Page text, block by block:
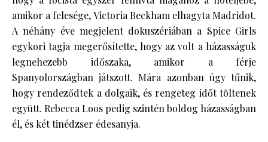
amikor a felesége, Victoria Beckham elhagyta Madridot.
A néhány éve megjelent dokuszériában a Spice Girls
egykori tagja megerősítette, hogy az volt a házasságuk
legnehezebb időszaka, amikor a férje
Spanyolországban játszott. Mára azonban úgy tűnik,
hogy rendeződtek a dolgaik, és rengeteg időt töltenek
együtt. Rebecca Loos pedig szintén boldog házasságban
él, és két tinédzser édesanyja.